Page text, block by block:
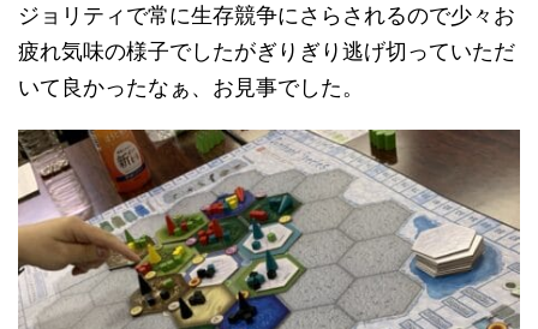
ジョリティで常に生存競争にさらされるので少々お
疲れ気味の様子でしたがぎりぎり逃げ切っていただ
いて良かったなぁ、お見事でした。